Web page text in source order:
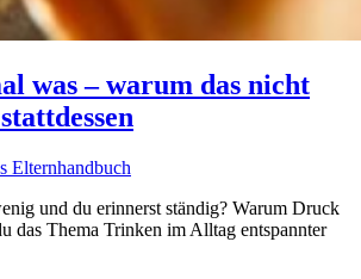
was – warum das nicht
Elternhandbuch
und du erinnerst ständig? Warum Druck
das Thema Trinken im Alltag entspannter